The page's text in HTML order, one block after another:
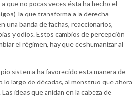
que no pocas veces ésta ha hecho el
la que transforma a la derecha
una banda de fachas, reaccionarios,
y odios. Estos cambios de percepción
el régimen, hay que deshumanizar al
sistema ha favorecido esta manera de
lo largo de décadas, al monstruo que ahora
ideas que anidan en la cabeza de